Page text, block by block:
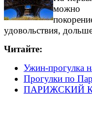
можно
удовольствия,
Читайте:
Ужин-прогулка
Прогулки по
ПАРИЖСКИЙ